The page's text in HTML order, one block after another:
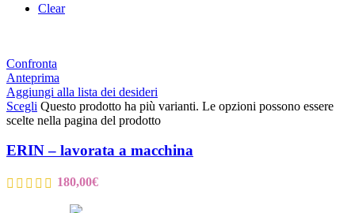
Clear
Confronta
Anteprima
Aggiungi alla lista dei desideri
Scegli Questo prodotto ha più varianti. Le opzioni possono essere
scelte nella pagina del prodotto
ERIN – lavorata a macchina
180,00€